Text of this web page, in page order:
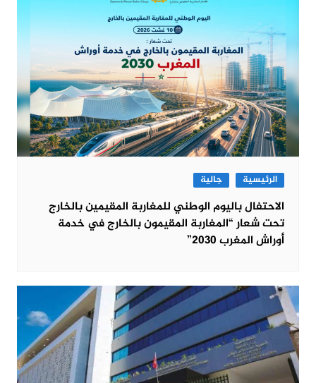
الرئيسية جالية
الاحتفال باليوم الوطني للمغاربة المقيمين بالخارج
تحت شعار “المغاربة المقيمون بالخارج في خدمة
أوراش المغرب 2030”